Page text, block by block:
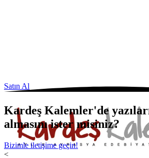
Satın Al
Kardeş Kalemler'de
almasını ister misiniz?
Bizimle iletişime geçin!
<